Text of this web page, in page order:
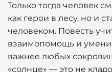
Только тогда человек
как герои в лесу, но и
человеком. Повесть
взаимопомощь и
важнее любых
«солнце» — это не